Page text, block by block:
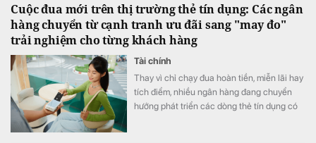
Cuộc đua mới trên thị trường thẻ tín dụng: Các ngân
hàng chuyển từ cạnh tranh ưu đãi sang "may đo"
trải nghiệm cho từng khách hàng
Tài chính
Thay vì chỉ chạy đua hoàn tiền, miễn lãi hay
tích điểm, nhiều ngân hàng đang chuyển
hướng phát triển các dòng thẻ tín dụng có